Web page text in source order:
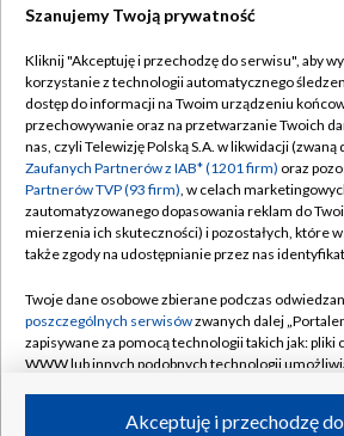
TVP
Abonament TVP
Emisja w TVP
Centrum informacji TVP
Naziemna Telewizja Cyfrowa
Rada Programowa
System NOS
Informacje o nadawcy
Regulamin TVP
Polityka
Moje zgody
Pomoc
Kontakt
Kanały
Szanujemy Twoją prywatność
Kliknij "Akceptuję i przechodzę do serwisu", aby
korzystanie z technologii automatycznego
dostęp do informacji na Twoim urządzeniu
przechowywanie oraz na przetwarzanie Twoich
nas, czyli Telewizję Polską S.A. w likwidacji (zwaną
Zaufanych Partnerów z IAB* (1201 firm) oraz
Partnerów TVP (93 firm), w celach
zautomatyzowanego dopasowania reklam do
mierzenia ich skuteczności) i pozostałych, które
także zgody na udostępnianie przez nas
Twoje dane osobowe zbierane podczas
poszczególnych serwisówzwanych dalej
zapisywane za pomocą technologii takich jak: pliki
WWW lub innych podobnych technologii
ruchu w Internecie.Akceptuję i przechodzę